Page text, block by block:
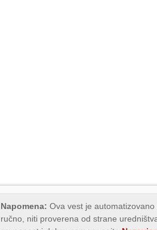
Napomena: Ova vest je
ručno, niti proverena od strane